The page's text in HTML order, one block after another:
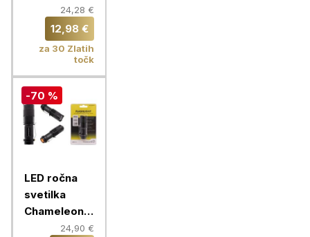
lm, 1 200
mAh,
kovinska
24,28 €
12,98 €
za 30 Zlatih
točk
-70 %
LED ročna
svetilka
Chameleon
24,90 €